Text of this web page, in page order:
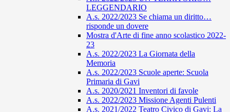
LEGGENDARIO
A.s. 2022/2023 Se chiama un diritto…
risponde un dovere
Mostra d'Arte di fine anno scolastico 2022-
23
A.s. 2022/2023 La Giornata della
Memoria
A.s. 2022/2023 Scuole aperte: Scuola
Primaria di Gavi
A.s. 2020/2021 Inventori di favole
A.s. 2022/2023 Missione Agenti Pulenti
A.s. 2021/2022 Teatro Civico di Gavi: La